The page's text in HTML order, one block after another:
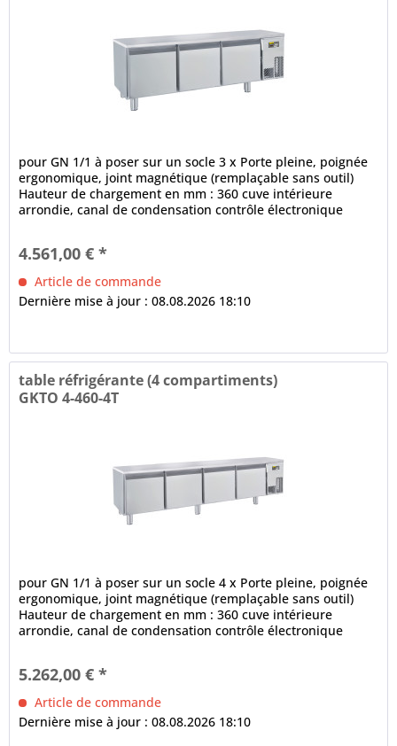
pour GN 1/1 à poser sur un socle 3 x Porte pleine, poignée
ergonomique, joint magnétique (remplaçable sans outil)
Hauteur de chargement en mm : 360 cuve intérieure
arrondie, canal de condensation contrôle électronique
4.561,00 € *
Article de commande
Dernière mise à jour : 08.08.2026 18:10
table réfrigérante (4 compartiments)
GKTO 4-460-4T
pour GN 1/1 à poser sur un socle 4 x Porte pleine, poignée
ergonomique, joint magnétique (remplaçable sans outil)
Hauteur de chargement en mm : 360 cuve intérieure
arrondie, canal de condensation contrôle électronique
5.262,00 € *
Article de commande
Dernière mise à jour : 08.08.2026 18:10